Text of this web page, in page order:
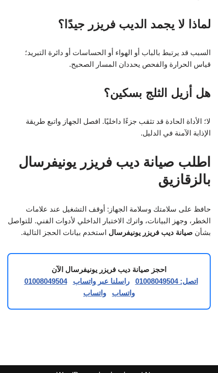
لماذا لا يجمد الديب فريزر جيدًا؟
السبب قد يرتبط بالباب أو الهواء أو الحساسات أو دائرة التبريد؛
قياس الحرارة والفحص يحددان المسار الصحيح.
هل أزيل الثلج بسكين؟
لا؛ الأداة الحادة قد تثقب جزءًا داخليًا. افصل الجهاز واتبع طريقة
الإذابة الآمنة في الدليل.
اطلب صيانة ديب فريزر يونيفرسال
بالزقازيق
حافظ على سلامتك وسلامة الجهاز: أوقف التشغيل عند علامات
الخطر، وجهز البيانات، واترك الاختبار الداخلي لأدوات الفني. للتواصل
بشأن صيانة ديب فريزر يونيفرسال استخدم بيانات الحجز التالية.
احجز صيانة ديب فريزر يونيفرسال الآن
اتصل: 01008049504
راسلنا عبر واتساب
01008049504
واتساب
واتساب